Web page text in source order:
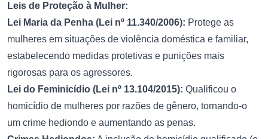
Leis de Proteção à Mulher:
Lei Maria da Penha (Lei nº 11.340/2006): Protege as
mulheres em situações de violência doméstica e familiar,
estabelecendo medidas protetivas e punições mais
rigorosas para os agressores.
Lei do Feminicídio (Lei nº 13.104/2015): Qualificou o
homicídio de mulheres por razões de gênero, tornando-o
um crime hediondo e aumentando as penas.